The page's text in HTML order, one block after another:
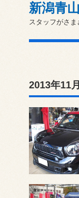
新潟青
スタッフがさ
2013年11月